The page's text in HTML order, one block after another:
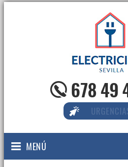
678 49
MENÚ